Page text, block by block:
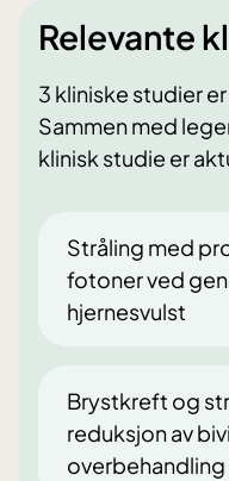
Relevante
3 kliniske studier
Sammen med
klinisk studie er
Stråling med
fotoner ved
hjernesvulst
Brystkreft og
reduksjon av
overbehandling